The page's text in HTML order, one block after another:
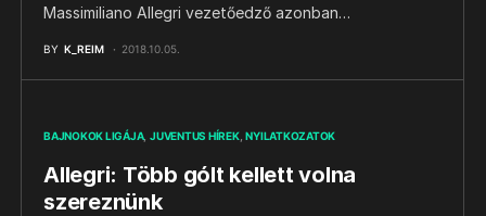
Massimiliano Allegri vezetőedző azonban…
BY K_REIM 2018.10.05.
BAJNOKOK LIGÁJA JUVENTUS HÍREK NYILATKOZATOK
Allegri: Több gólt kellett volna
szereznünk